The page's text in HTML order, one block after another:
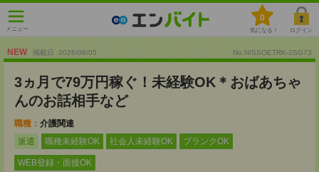
メニュー
0
気になる！ ログイン
NEW 掲載日 :2026/08/05 No.NISSOETRK-2SG73
3ヵ月で79万円稼ぐ！未経験OK＊おばあちゃ
んのお話相手など
職種： 介護関連
派遣
職種未経験OK 社会人未経験OK ブランクOK
WEB登録・面接OK